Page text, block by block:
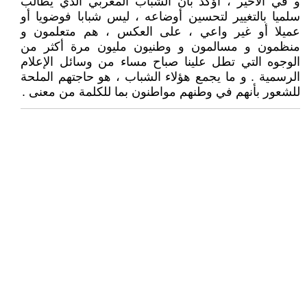
سلميا بالتغيير لتحسين أوضاعه ، ليس شبابا فوضويا أو
عميلا أو غير واعي ، على العكس ، هم متعلمون و
منظمون و مسالمون و وطنيون مليون مرة أكثر من
الوجوه التي تطل علينا صباح مساء من وسائل الإعلام
الرسمية . و ما يجمع هؤلاء الشباب ، هو حاجتهم الملحة
للشعور بأنهم في وطنهم مواطنون بما للكلمة من معنى .